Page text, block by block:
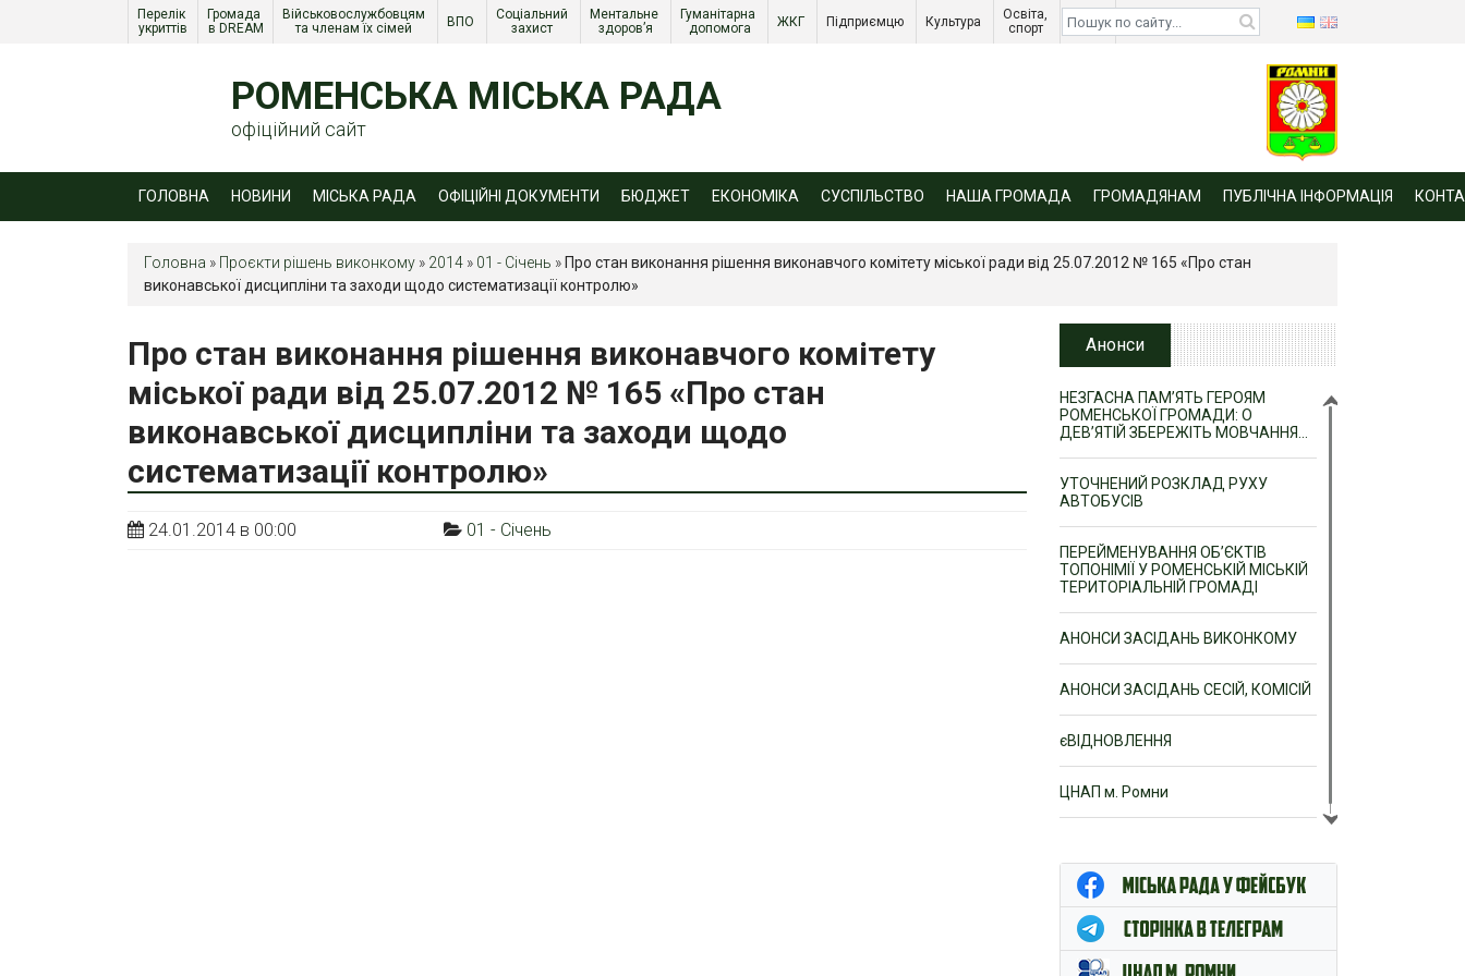
Перелік
укриттів
Громада
в DREAM
Військовослужбовцям
та членам їх сімей
ВПО
Соціальний
захист
Ментальне
здоров’я
Гуманітарна
допомога
ЖКГ Підприємцю Культура
Освіта,
спорт
Діти
війни
РОМЕНСЬКА МІСЬКА РАДА
офіційний сайт
ГОЛОВНА НОВИНИ МІСЬКА РАДА ОФІЦІЙНІ ДОКУМЕНТИ БЮДЖЕТ ЕКОНОМІКА СУСПІЛЬСТВО НАША ГРОМАДА ГРОМАДЯНАМ ПУБЛІЧНА ІНФОРМАЦІЯ
Головна » Проєкти рішень виконкому » 2014 » 01 - Січень » Про стан виконання рішення виконавчого комітету міської ради від 25.07.2012 № 165 «Про стан
виконавської дисципліни та заходи щодо систематизації контролю»
Про стан виконання рішення виконавчого комітету
міської ради від 25.07.2012 № 165 «Про стан
виконавської дисципліни та заходи щодо
систематизації контролю»
24.01.2014 в 00:00 01 - Січень
Анонси
НЕЗГАСНА ПАМ’ЯТЬ ГЕРОЯМ
РОМЕНСЬКОЇ ГРОМАДИ: О
ДЕВ’ЯТІЙ ЗБЕРЕЖІТЬ МОВЧАННЯ…
УТОЧНЕНИЙ РОЗКЛАД РУХУ
АВТОБУСІВ
ПЕРЕЙМЕНУВАННЯ ОБ’ЄКТІВ
ТОПОНІМІЇ У РОМЕНСЬКІЙ МІСЬКІЙ
ТЕРИТОРІАЛЬНІЙ ГРОМАДІ
АНОНСИ ЗАСІДАНЬ ВИКОНКОМУ
АНОНСИ ЗАСІДАНЬ СЕСІЙ, КОМІСІЙ
єВІДНОВЛЕННЯ
ЦНАП м. Ромни